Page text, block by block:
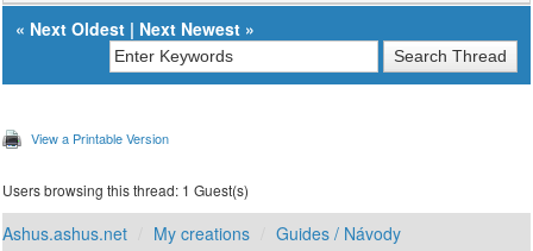
« Next Oldest | Next Newest »
View a Printable Version
Users browsing this thread: 1 Guest(s)
Ashus.ashus.net My creations Guides / Návody